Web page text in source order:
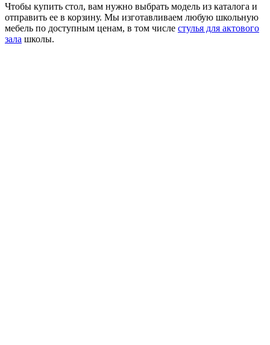
Чтобы купить стол, вам нужно выбрать модель из каталога и
отправить ее в корзину. Мы изготавливаем любую школьную
мебель по доступным ценам, в том числе стулья для актового
зала школы.